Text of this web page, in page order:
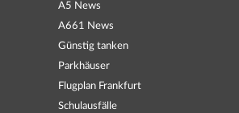
A5 News
A661 News
Günstig tanken
Parkhäuser
Flugplan Frankfurt
Schulausfälle